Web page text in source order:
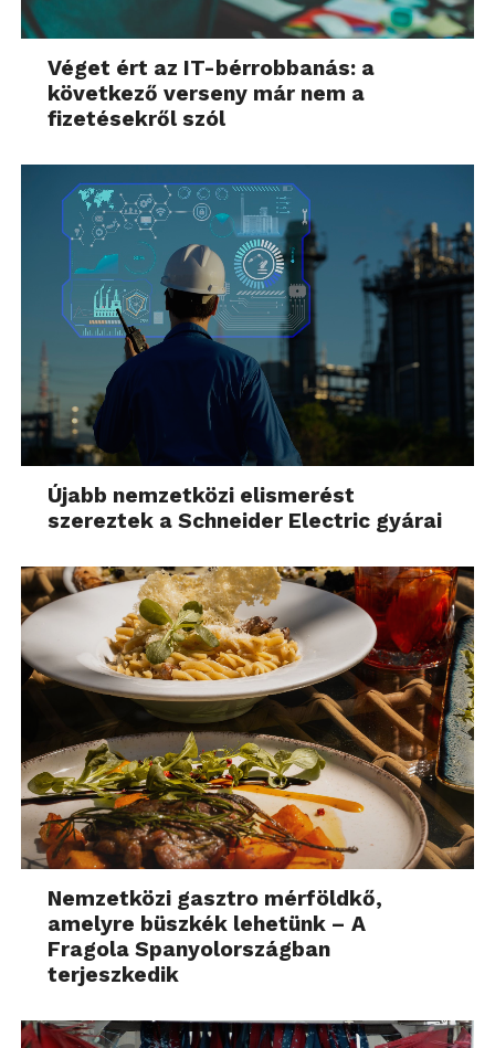
Véget ért az IT-bérrobbanás: a
következő verseny már nem a
fizetésekről szól
Újabb nemzetközi elismerést
szereztek a Schneider Electric gyárai
Nemzetközi gasztro mérföldkő,
amelyre büszkék lehetünk – A
Fragola Spanyolországban
terjeszkedik